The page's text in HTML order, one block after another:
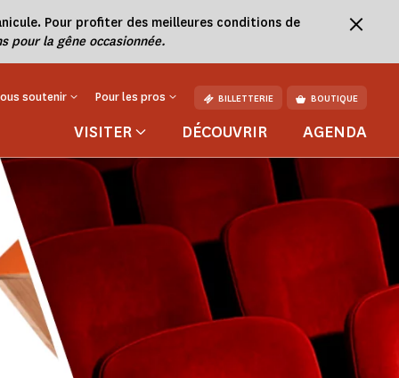
Pour profiter des meilleures conditions de
pour la gêne occasionnée.
soutenir Pour les pros BILLETTERIE BOUTIQUE
VISITER DÉCOUVRIR AGENDA